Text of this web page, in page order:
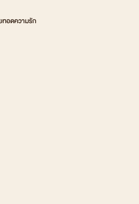
ทอดความรัก